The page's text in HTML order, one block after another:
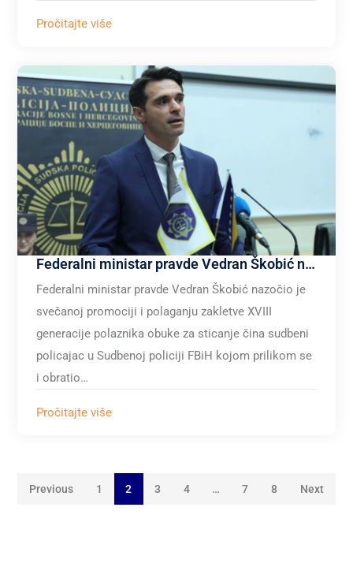
Pročitajte više
Federalni ministar pravde Vedran Škobić na promociji XVIII. generacije polaznika obuke za čin sudski policajac
Federalni ministar pravde Vedran Škobić nazočio je
svečanoj promociji i polaganju zakletve XVIII
generacije polaznika obuke za sticanje čina sudbeni
policajac u Sudbenoj policiji FBiH kojom prilikom se
i obratio…
Pročitajte više
Previous 1 2 3 4 … 7 8 Next